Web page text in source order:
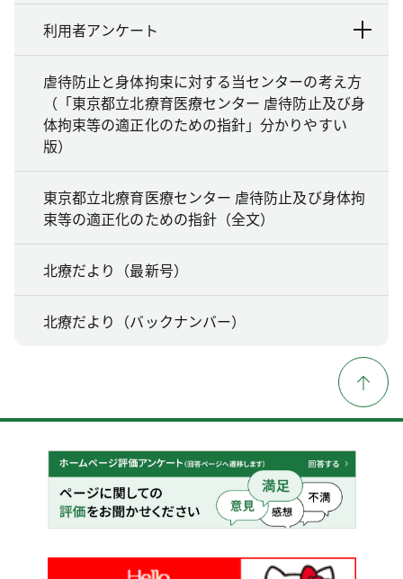
利用者アンケート
虐待防止と身体拘束に対する当センターの考え方
（「東京都立北療育医療センター 虐待防止及び身
体拘束等の適正化のための指針」分かりやすい
版）
東京都立北療育医療センター 虐待防止及び身体拘
束等の適正化のための指針（全文）
北療だより（最新号）
北療だより（バックナンバー）